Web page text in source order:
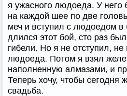
я ужасного людоеда. У него
на каждой шее по две
меч и вступил с людоедом в
длился этот бой, сто раз
гибели. Но я не отступил, не
людоеда. Потом я взял
наполненную алмазами, и
Теперь хочу, чтобы сегодня
свадьба.